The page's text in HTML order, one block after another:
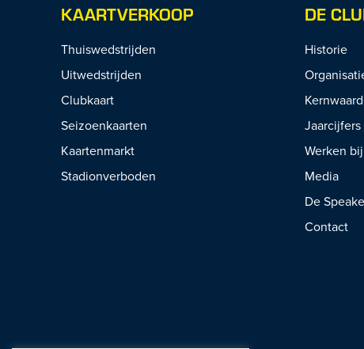
KAARTVERKOOP
Thuiswedstrijden
Uitwedstrijden
Clubkaart
Seizoenkaarten
Kaartenmarkt
Stadionverboden
DE
Historie
Jaarcijfers
Werken bij
Media
De
Contact